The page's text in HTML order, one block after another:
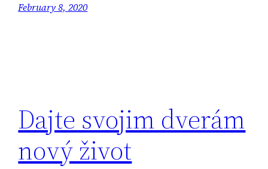
February 8, 2020
Dajte svojim dverám
nový život